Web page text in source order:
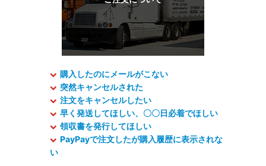
購入したのにメールがこない
突然キャンセルされた
注文をキャンセルしたい
早く発送してほしい、〇〇日必着でほしい
領収書を発行してほしい
PayPayで注文したが購入履歴に表示されな
い